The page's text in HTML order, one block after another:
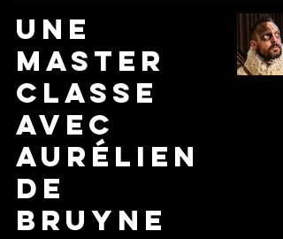
UNE
MASTER
CLASSE
AVEC
AURÉLIEN
DE
BRUYNE